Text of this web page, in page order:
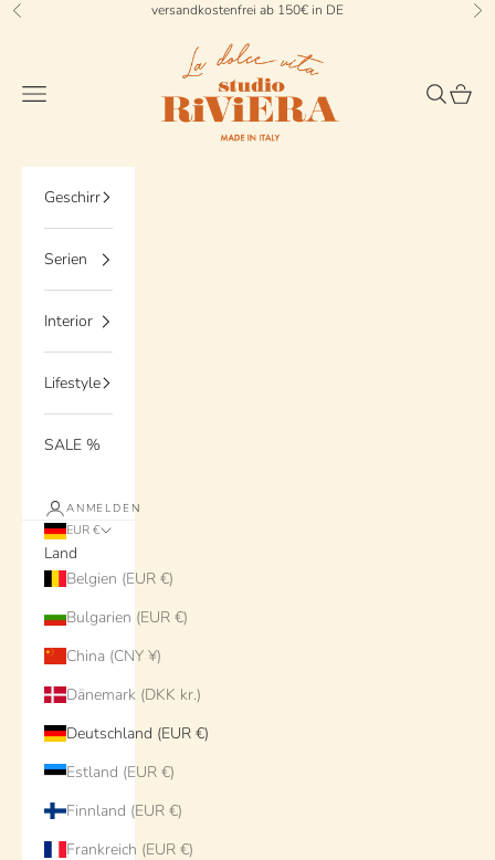
Zum Inhalt springen
Zurück versandkostenfrei ab 150€ in DE Vor
StudioRiviera
Menü Suchen
Geschirr
Serien
Interior
Lifestyle
SALE %
ANMELDEN
EUR €
Land
Belgien (EUR €)
Bulgarien (EUR €)
China (CNY ¥)
Dänemark (DKK kr.)
Deutschland (EUR €)
Estland (EUR €)
Finnland (EUR €)
Frankreich (EUR €)